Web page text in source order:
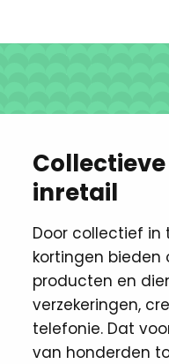
inretail
Door collectief in
kortingen ​bieden
producten en
verzekeringen,
telefonie. Dat
van honderden